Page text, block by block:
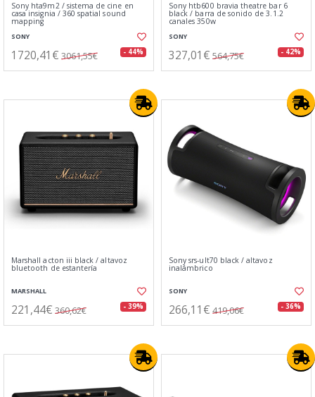
Sony hta9m2 / sistema de cine en
casa insignia / 360 spatial sound
mapping
SONY
1720,41€ 3061,55€ - 44%
Sony htb600 bravia theatre bar 6
black / barra de sonido de 3.1.2
canales 350w
SONY
327,01€ 564,75€ - 42%
Marshall acton iii black / altavoz
bluetooth de estantería
MARSHALL
221,44€ 360,62€ - 39%
Sony srs-ult70 black / altavoz
inalámbrico
SONY
266,11€ 419,06€ - 36%